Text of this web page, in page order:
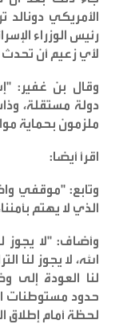
الأمريكي
رئيس الوزراء
لأي زعيم أن
وقال بن غفير:
دولة مستقلة،
ملزمون بحماية
اقرأ أيضا:
وتابع: "موقفي
الذي لا يهتم
وأضاف: "لا يجوز
الله، لا يجوز لنا
لنا العودة
حدود مستوطنات
لحظة أمام إطلاق